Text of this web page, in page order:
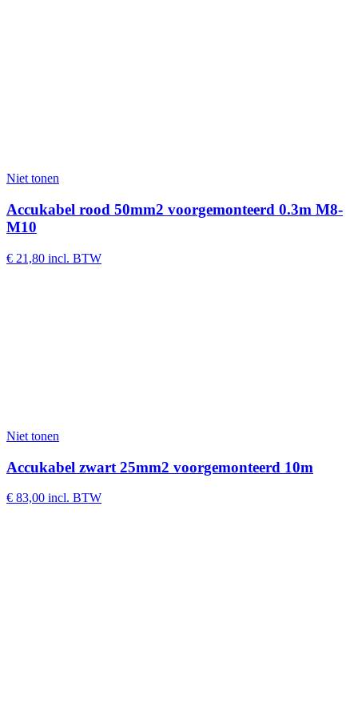
Niet tonen
Accukabel rood 50mm2 voorgemonteerd 0.3m M8-
M10
€ 21,80 incl. BTW
Niet tonen
Accukabel zwart 25mm2 voorgemonteerd 10m
€ 83,00 incl. BTW